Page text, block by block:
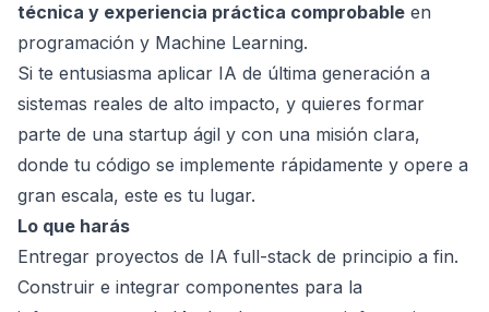
técnica y experiencia práctica comprobable en
programación y Machine Learning.
Si te entusiasma aplicar IA de última generación a
sistemas reales de alto impacto, y quieres formar
parte de una startup ágil y con una misión clara,
donde tu código se implemente rápidamente y opere a
gran escala, este es tu lugar.
Lo que harás
Entregar proyectos de IA full-stack de principio a fin.
Construir e integrar componentes para la